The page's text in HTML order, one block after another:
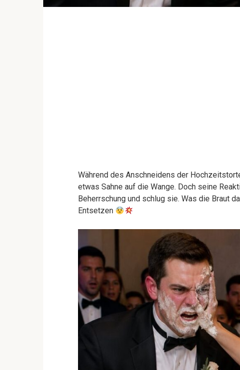
Während des Anschneidens der
etwas Sahne auf die Wange. Doch seine
Beherrschung und schlug sie. Was die Braut
Entsetzen